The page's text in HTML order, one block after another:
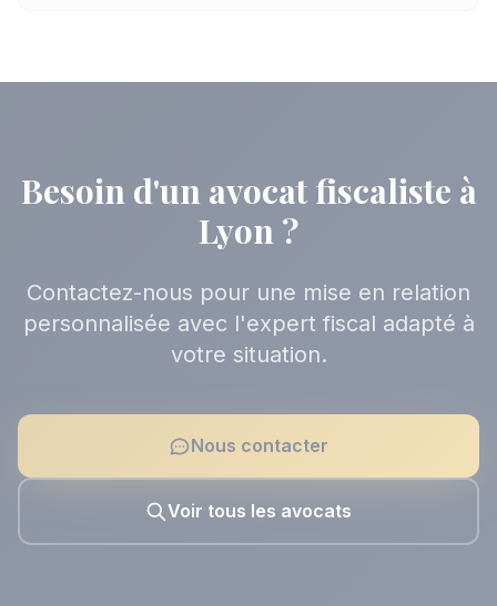
Besoin d'un avocat fiscaliste à
Lyon ?
Contactez-nous pour une mise en relation
personnalisée avec l'expert fiscal adapté à
votre situation.
Nous contacter
Voir tous les avocats